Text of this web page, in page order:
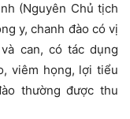
(Nguyên Chủ tịch
y, chanh đào có vị
can, có tác dụng
viêm họng, lợi tiểu
thường được thu